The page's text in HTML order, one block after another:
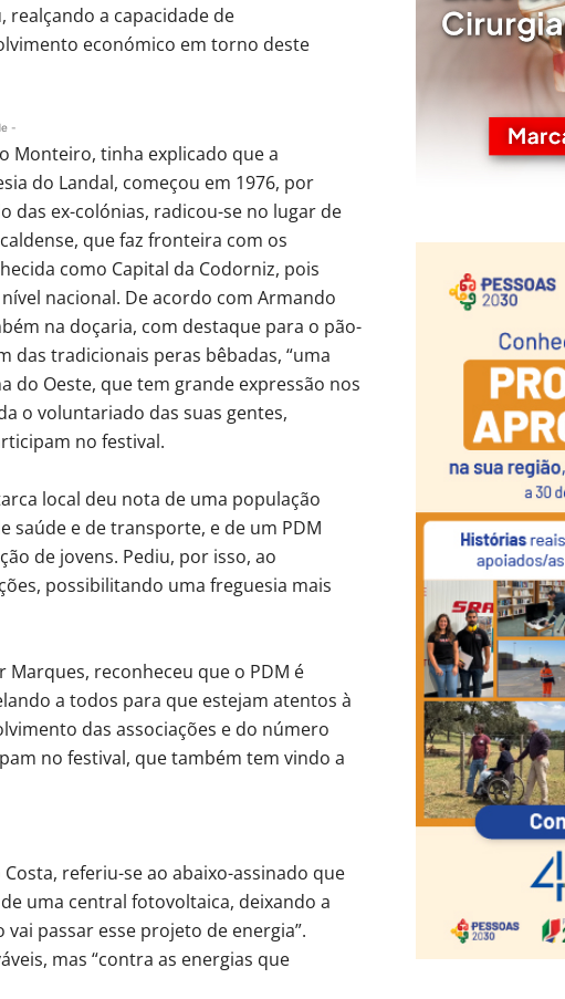
a capacidade de
económico em torno deste
-
Monteiro, tinha explicado que a
do Landal, começou em 1976, por
das ex-colónias, radicou-se no lugar de
que faz fronteira com os
como Capital da Codorniz, pois
nacional. De acordo com Armando
na doçaria, com destaque para o pão-
das tradicionais peras bêbadas, “uma
do Oeste, que tem grande expressão nos
o voluntariado das suas gentes,
no festival.
local deu nota de uma população
saúde e de transporte, e de um PDM
de jovens. Pediu, por isso, ao
possibilitando uma freguesia mais
reconheceu que o PDM é
a todos para que estejam atentos à
das associações e do número
no festival, que também tem vindo a
referiu-se ao abaixo-assinado que
uma central fotovoltaica, deixando a
vai passar esse projeto de energia”.
mas “contra as energias que